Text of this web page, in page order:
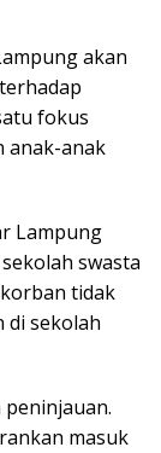
akan
fokus
anak-anak
Lampung
swasta
tidak
di sekolah
peninjauan.
masuk